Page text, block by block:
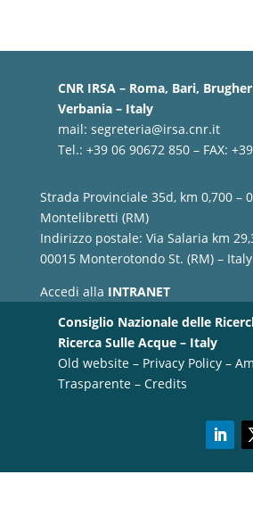
CNR IRSA – Roma, Bari,
Verbania – Italy
mail: segreteria@irsa.cnr.it
Tel.: +39 06 90672 850 – FAX:
Strada Provinciale 35d, km 0,700 –
Montelibretti (RM)
Indirizzo postale: Via Salaria km
00015 Monterotondo St. (RM) – Italy
Accedi alla INTRANET
Consiglio Nazionale delle
Ricerca Sulle Acque – Italy
Old website– Privacy Policy–
Trasparente– Credits